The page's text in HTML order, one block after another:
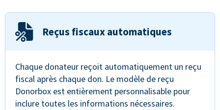
Reçus fiscaux automatiques
Chaque donateur reçoit automatiquement un reçu
fiscal après chaque don. Le modèle de reçu
Donorbox est entièrement personnalisable pour
inclure toutes les informations nécessaires.